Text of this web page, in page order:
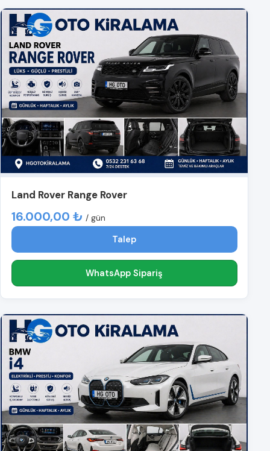
Land Rover Range Rover
16.000,00 ₺ / gün
Talep
WhatsApp Sipariş